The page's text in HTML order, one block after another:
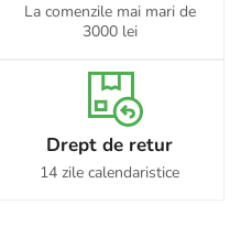
La comenzile mai mari de
3000 lei
Drept de retur
14 zile calendaristice